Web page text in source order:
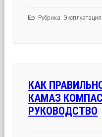
Рубрика: Эксплуатация
КАК
КАМАЗ
РУКОВОДСТВО